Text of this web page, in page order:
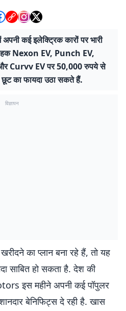
कई इलेक्ट्रिक कारों पर भारी
Nexon EV, Punch EV,
Curvv EV पर 50,000 रुपये से
का फायदा उठा सकते हैं.
विज्ञापन
का प्लान बना रहे हैं, तो यह
साबित हो सकता है. देश की
इस महीने अपनी कई पॉपुलर
बेनिफिट्स दे रही है. खास